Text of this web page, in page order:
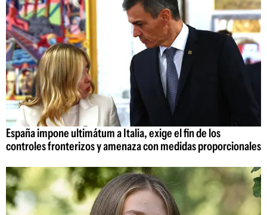
España impone ultimátum a Italia, exige el fin de los
controles fronterizos y amenaza con medidas proporcionales